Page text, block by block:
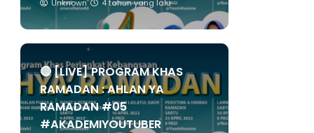
Unknown 4 tahun yang lalu
🔴 [LIVE] PROGRAM KHAS
RAMADAN : AHLAN YA
RAMADAN #05
#AKADEMIYOUTUBER